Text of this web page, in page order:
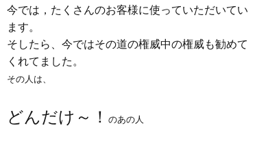
今では，たくさんのお客様に使っていただいてい
ます。
そしたら、今ではその道の権威中の権威も勧めて
くれてました。
その人は、
どんだけ～！ のあの人